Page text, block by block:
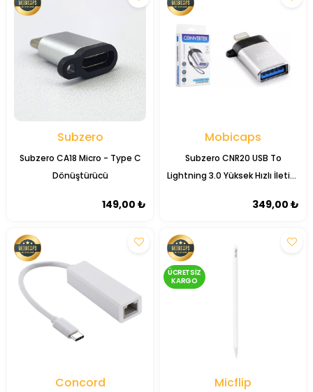
Subzero
Subzero CA18 Micro - Type C
Dönüştürücü
149,00 ₺
Mobicaps
Subzero CNR20 USB To
Lightning 3.0 Yüksek Hızlı İletim
349,00 ₺
Concord Micflip
ÜCRETSIZ
KARGO